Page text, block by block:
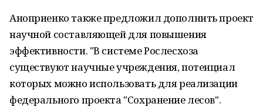
Аноприенко также предложил дополнить проект
научной составляющей для повышения
эффективности. "В системе Рослесхоза
существуют научные учреждения, потенциал
которых можно использовать для реализации
федерального проекта "Сохранение лесов".